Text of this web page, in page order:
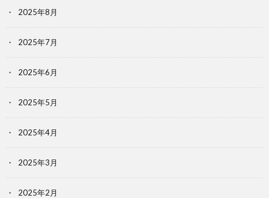
2025年8月
2025年7月
2025年6月
2025年5月
2025年4月
2025年3月
2025年2月